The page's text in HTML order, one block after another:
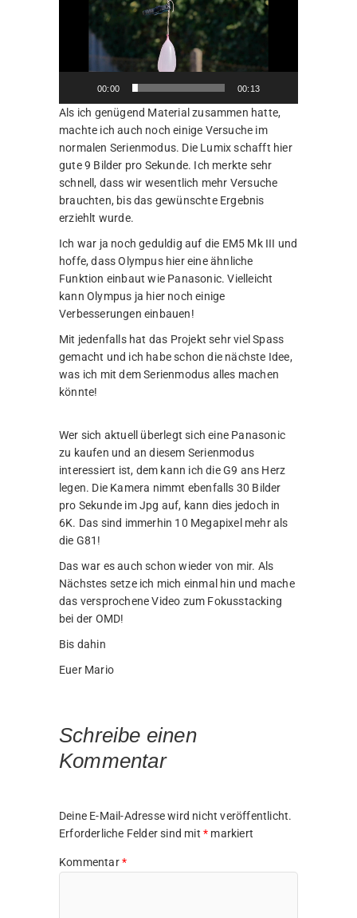
00:00 00:13
Als ich genügend Material zusammen hatte,
machte ich auch noch einige Versuche im
normalen Serienmodus. Die Lumix schafft hier
gute 9 Bilder pro Sekunde. Ich merkte sehr
schnell, dass wir wesentlich mehr Versuche
brauchten, bis das gewünschte Ergebnis
erziehlt wurde.
Ich war ja noch geduldig auf die EM5 Mk III und
hoffe, dass Olympus hier eine ähnliche
Funktion einbaut wie Panasonic. Vielleicht
kann Olympus ja hier noch einige
Verbesserungen einbauen!
Mit jedenfalls hat das Projekt sehr viel Spass
gemacht und ich habe schon die nächste Idee,
was ich mit dem Serienmodus alles machen
könnte!
Wer sich aktuell überlegt sich eine Panasonic
zu kaufen und an diesem Serienmodus
interessiert ist, dem kann ich die G9 ans Herz
legen. Die Kamera nimmt ebenfalls 30 Bilder
pro Sekunde im Jpg auf, kann dies jedoch in
6K. Das sind immerhin 10 Megapixel mehr als
die G81!
Das war es auch schon wieder von mir. Als
Nächstes setze ich mich einmal hin und mache
das versprochene Video zum Fokusstacking
bei der OMD!
Bis dahin
Euer Mario
Schreibe einen
Kommentar
Deine E-Mail-Adresse wird nicht veröffentlicht.
Erforderliche Felder sind mit * markiert
Kommentar*